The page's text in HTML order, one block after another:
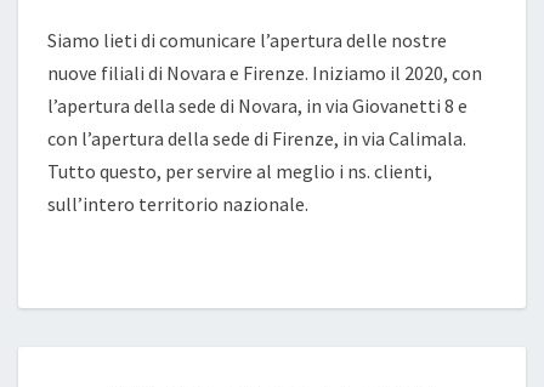
FIRENZE
Siamo lieti di comunicare l’apertura delle nostre
nuove filiali di Novara e Firenze. Iniziamo il 2020, con
l’apertura della sede di Novara, in via Giovanetti 8 e
con l’apertura della sede di Firenze, in via Calimala.
Tutto questo, per servire al meglio i ns. clienti,
sull’intero territorio nazionale.